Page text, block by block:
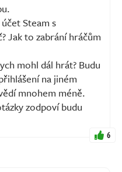
Steam s
Jak to zabrání hráčům
mohl dál hrát? Budu
na jiném
mnohem méně.
zodpoví budu
6